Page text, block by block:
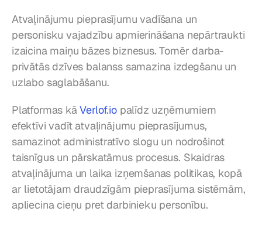
Atvaļinājumu pieprasījumu vadīšana un
personisku vajadzību apmierināšana nepārtraukti
izaicina maiņu bāzes biznesus. Tomēr darba-
privātās dzīves balanss samazina izdegšanu un
uzlabo saglabāšanu.
Platformas kā Verlof.io palīdz uzņēmumiem
efektīvi vadīt atvaļinājumu pieprasījumus,
samazinot administratīvo slogu un nodrošinot
taisnīgus un pārskatāmus procesus. Skaidras
atvaļinājuma un laika izņemšanas politikas, kopā
ar lietotājam draudzīgām pieprasījuma sistēmām,
apliecina cieņu pret darbinieku personību.